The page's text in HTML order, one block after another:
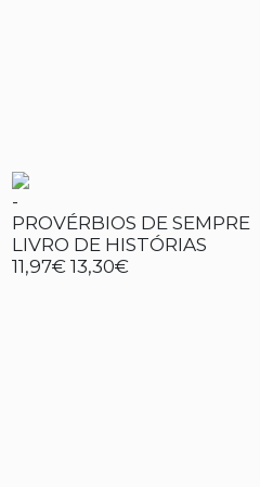
-
PROVÉRBIOS DE SEMPRE
LIVRO DE HISTÓRIAS
11,97€ 13,30€